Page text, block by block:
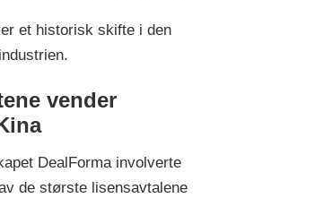
et historisk skifte i den
vender
DealForma involverte
de største lisensavtalene